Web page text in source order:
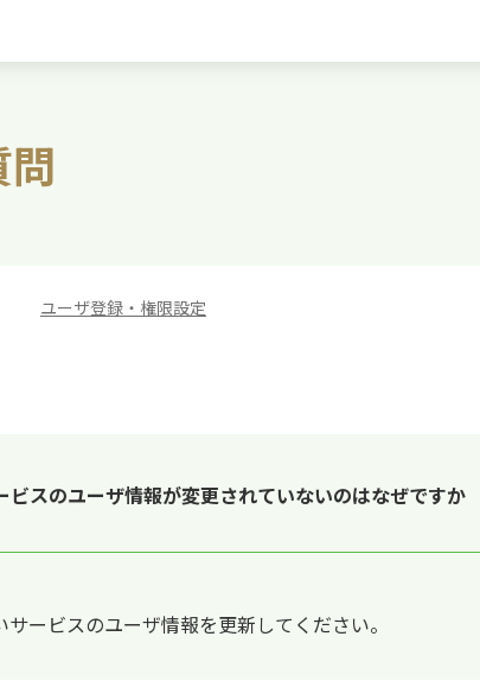
ユーザ登録・権限設定
スのユーザ情報が変更されていないのはなぜですか
ービスのユーザ情報を更新してください。